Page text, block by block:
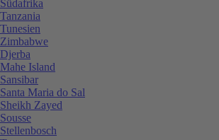
Südafrika
Tanzania
Tunesien
Zimbabwe
Djerba
Mahe Island
Sansibar
Santa Maria do Sal
Sheikh Zayed
Sousse
Stellenbosch